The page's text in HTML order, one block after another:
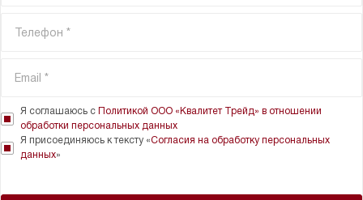
Я соглашаюсь с Политикой ООО «Квалитет Трейд» в отношении
обработки персональных данных
Я присоединяюсь к тексту «Согласия на обработку персональных
данных»